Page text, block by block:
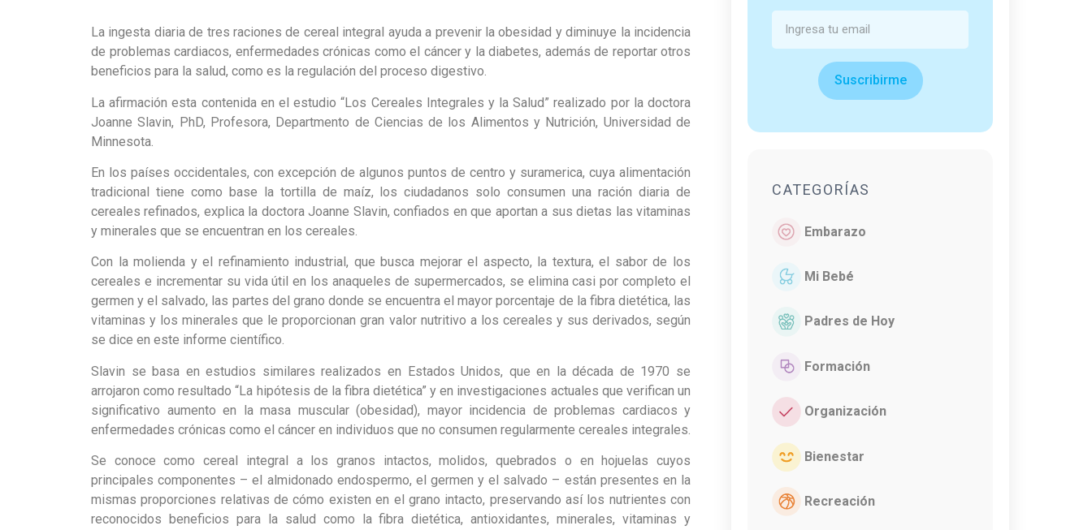
La ingesta diaria de tres raciones de cereal integral ayuda a prevenir la obesidad y diminuye la incidencia
de problemas cardiacos, enfermedades crónicas como el cáncer y la diabetes, además de reportar otros
beneficios para la salud, como es la regulación del proceso digestivo.
La afirmación esta contenida en el estudio “Los Cereales Integrales y la Salud” realizado por la doctora
Joanne Slavin, PhD, Profesora, Departmento de Ciencias de los Alimentos y Nutrición, Universidad de
Minnesota.
En los países occidentales, con excepción de algunos puntos de centro y suramerica, cuya alimentación
tradicional tiene como base la tortilla de maíz, los ciudadanos solo consumen una ración diaria de
cereales refinados, explica la doctora Joanne Slavin, confiados en que aportan a sus dietas las vitaminas
y minerales que se encuentran en los cereales.
Con la molienda y el refinamiento industrial, que busca mejorar el aspecto, la textura, el sabor de los
cereales e incrementar su vida útil en los anaqueles de supermercados, se elimina casi por completo el
germen y el salvado, las partes del grano donde se encuentra el mayor porcentaje de la fibra dietética, las
vitaminas y los minerales que le proporcionan gran valor nutritivo a los cereales y sus derivados, según
se dice en este informe científico.
Slavin se basa en estudios similares realizados en Estados Unidos, que en la década de 1970 se
arrojaron como resultado “La hipótesis de la fibra dietética” y en investigaciones actuales que verifican un
significativo aumento en la masa muscular (obesidad), mayor incidencia de problemas cardiacos y
enfermedades crónicas como el cáncer en individuos que no consumen regularmente cereales integrales.
Se conoce como cereal integral a los granos intactos, molidos, quebrados o en hojuelas cuyos
principales componentes – el almidonado endospermo, el germen y el salvado – están presentes en la
mismas proporciones relativas de cómo existen en el grano intacto, preservando así los nutrientes con
reconocidos beneficios para la salud como la fibra dietética, antioxidantes, minerales, vitaminas y
Suscribirme
CATEGORÍAS
Embarazo
Mi Bebé
Padres de Hoy
Formación
Organización
Bienestar
Recreación